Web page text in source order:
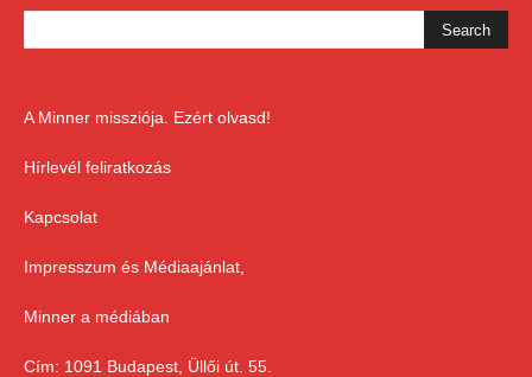
A Minner missziója. Ezért olvasd!
Hírlevél feliratkozás
Kapcsolat
Impresszum és Médiaajánlat,
Minner a médiában
Cím: 1091 Budapest, Üllői út. 55.